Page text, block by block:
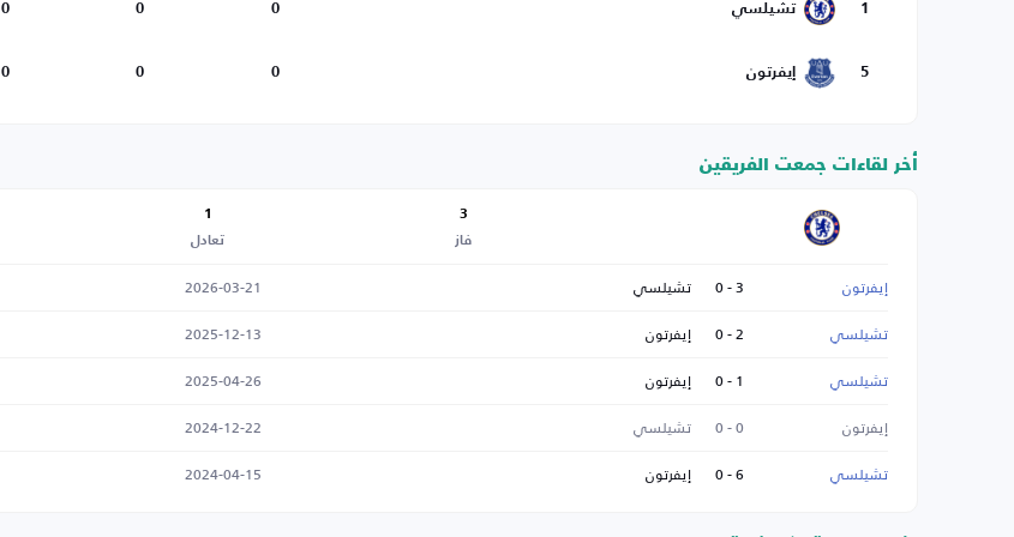
1 تشيلسي 0
0
0
5 إيفرتون 0
0
0
أخر لقاءات جمعت الفريقين
3
فاز
1
تعادل
إيفرتون 3 - 0 تشيلسي 2026-03-21
تشيلسي
2 - 0 إيفرتون 2025-12-13
تشيلسي
1 - 0 إيفرتون 2025-04-26
إيفرتون
0 - 0 تشيلسي 2024-12-22
تشيلسي
6 - 0 إيفرتون 2024-04-15